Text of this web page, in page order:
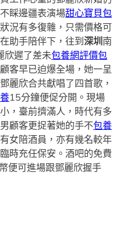
睬邊疆表演場甜心寶貝包
況有多復雜，只需價格可
助手陪伴下，往到深圳 南
欣遲了差未包養網評價包
客早已迫爆全場，她一呈
麗欣合共獻唱了四首歌，
15分鐘便促分開。現場
小，臺前擠滿人，時代有多
顧客更捉著她的手不包養
女陪酒員，亦有幾名較年
時充任保安。酒吧的免費
便可進場跟鄧麗欣握手